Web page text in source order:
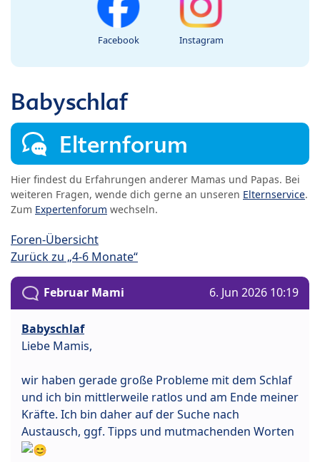
Facebook Instagram
Babyschlaf
Elternforum
Hier findest du Erfahrungen anderer Mamas und Papas. Bei
weiteren Fragen, wende dich gerne an unseren Elternservice.
Zum Expertenforum wechseln.
Foren-Übersicht
Zurück zu „4-6 Monate“
Februar Mami 6. Jun 2026 10:19
Babyschlaf
Liebe Mamis,
wir haben gerade große Probleme mit dem Schlaf
und ich bin mittlerweile ratlos und am Ende meiner
Kräfte. Ich bin daher auf der Suche nach
Austausch, ggf. Tipps und mutmachenden Worten